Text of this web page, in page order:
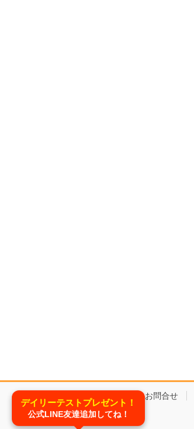
デイリーテストプレゼント！
公式LINE友達追加してね！
コースと料金 お問合せ